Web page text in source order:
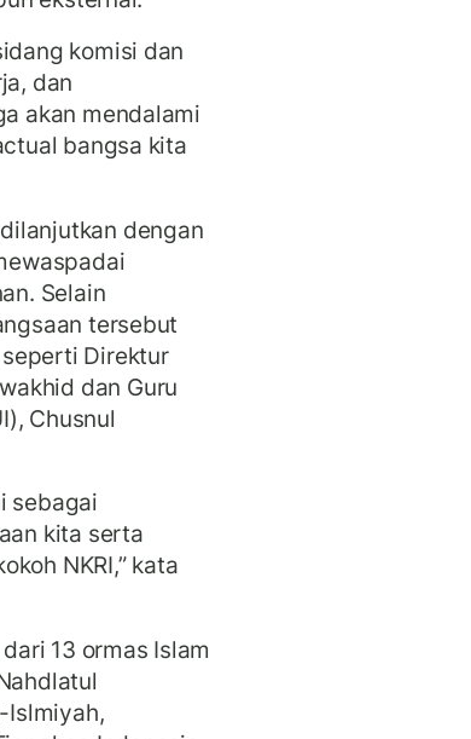
komisi dan
dan
akan mendalami
bangsa kita
dengan
Selain
tersebut
Direktur
dan Guru
Chusnul
sebagai
kita serta
NKRI,” kata
13 ormas Islam
Islmiyah,